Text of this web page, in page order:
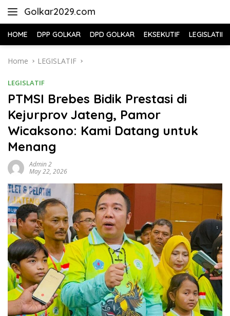
Golkar2029.com
HOME DPP GOLKAR DPD GOLKAR EKSEKUTIF LEGISLATIF
Home LEGISLATIF
LEGISLATIF
PTMSI Brebes Bidik Prestasi di
Kejurprov Jateng, Pamor
Wicaksono: Kami Datang untuk
Menang
Admin 2
May 22, 2026